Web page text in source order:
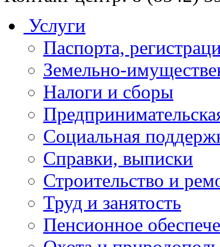
Услуги
Паспорта,
Земельно-
Налоги и сборы
Социальная
Справки, выписки
Строительство и
Труд и занятость
Пенсионное